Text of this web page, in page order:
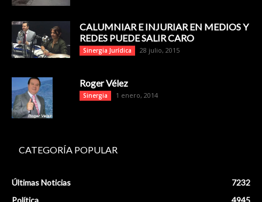
CALUMNIAR E INJURIAR EN MEDIOS Y
REDES PUEDE SALIR CARO
Sinergia Jurídica 28 julio, 2015
Roger Vélez
Sinergia 1 enero, 2014
CATEGORÍA POPULAR
Últimas Noticias
7232